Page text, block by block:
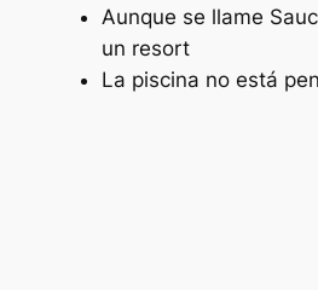
Aunque se llame
un resort
La piscina no está